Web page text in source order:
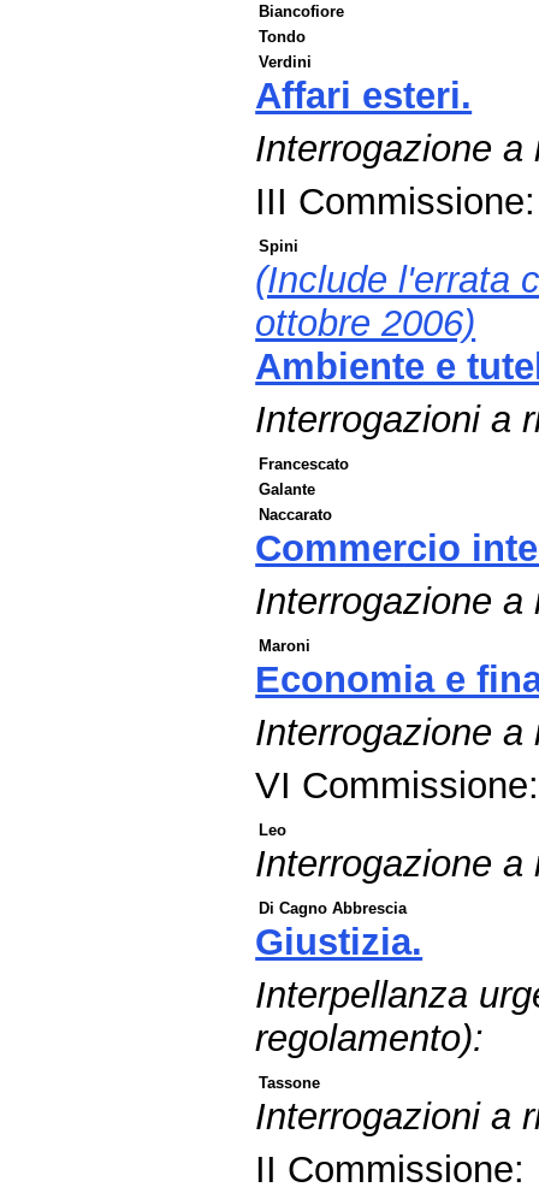
Biancofiore
Tondo
Verdini
Affari esteri.
Interrogazione
III Commissione:
Spini
(Include l'errata
ottobre 2006)
Ambiente e
Interrogazioni a
Francescato
Galante
Naccarato
Commercio
Interrogazione
Maroni
Economia e
Interrogazione
VI Commissione:
Leo
Interrogazione
Di Cagno Abbrescia
Giustizia.
Interpellanza
regolamento):
Tassone
Interrogazioni a
II Commissione: